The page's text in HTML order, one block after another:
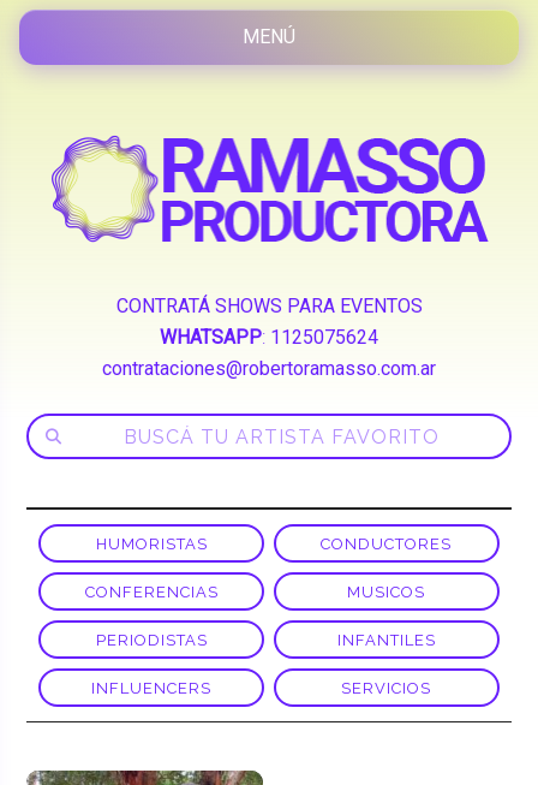
CONTRATÁ SHOWS PARA EVENTOS
WHATSAPP: 1125075624
contrataciones@robertoramasso.com.ar
HUMORISTAS CONDUCTORES
CONFERENCIAS MUSICOS
PERIODISTAS INFANTILES
INFLUENCERS SERVICIOS